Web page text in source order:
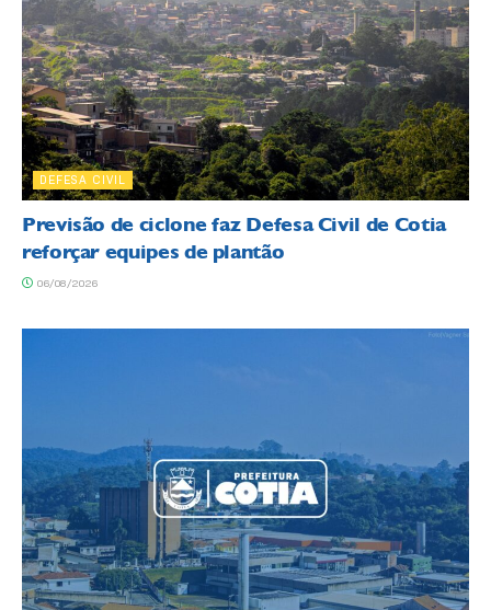
DEFESA CIVIL
Previsão de ciclone faz Defesa Civil de Cotia
reforçar equipes de plantão
06/08/2026